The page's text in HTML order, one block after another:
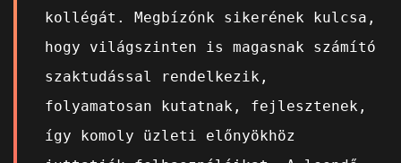
kollégát. Megbízónk sikerének kulcsa,
hogy világszinten is magasnak számító
szaktudással rendelkezik,
folyamatosan kutatnak, fejlesztenek,
így komoly üzleti előnyökhöz